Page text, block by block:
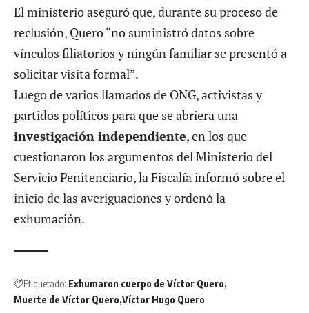
El ministerio aseguró que, durante su proceso de
reclusión, Quero “no suministró datos sobre
vínculos filiatorios y ningún familiar se presentó a
solicitar visita formal”.
Luego de varios llamados de ONG, activistas y
partidos políticos para que se abriera una
investigación independiente, en los que
cuestionaron los argumentos del Ministerio del
Servicio Penitenciario, la Fiscalía informó sobre el
inicio de las averiguaciones y ordenó la
exhumación.
Etiquetado: Exhumaron cuerpo de Víctor Quero
Muerte de Víctor Quero Víctor Hugo Quero